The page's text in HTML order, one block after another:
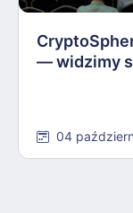
— widzimy
04